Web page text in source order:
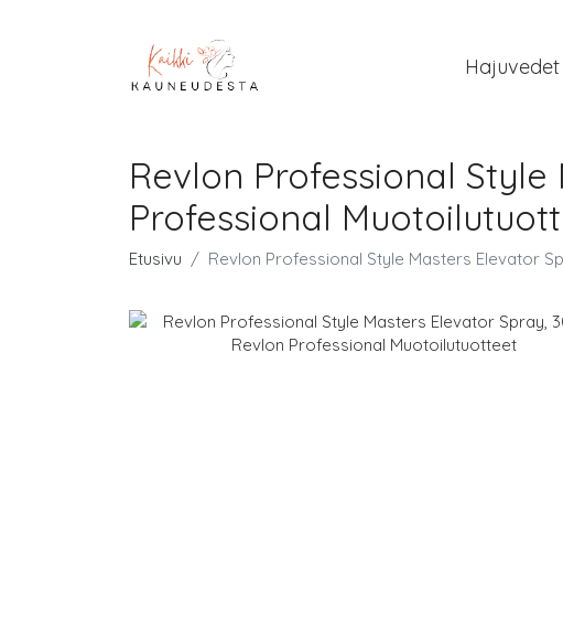
Hajuvedet
Revlon Professional
Professional
Etusivu Revlon Professional Style Masters Elevator